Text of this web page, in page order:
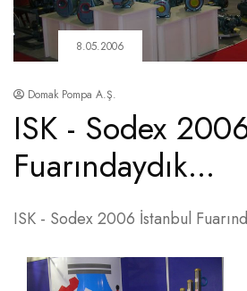
8.05.2006
Domak Pompa A.Ş.
ISK - Sodex
Fuarındaydık...
ISK - Sodex 2006 İstanbul